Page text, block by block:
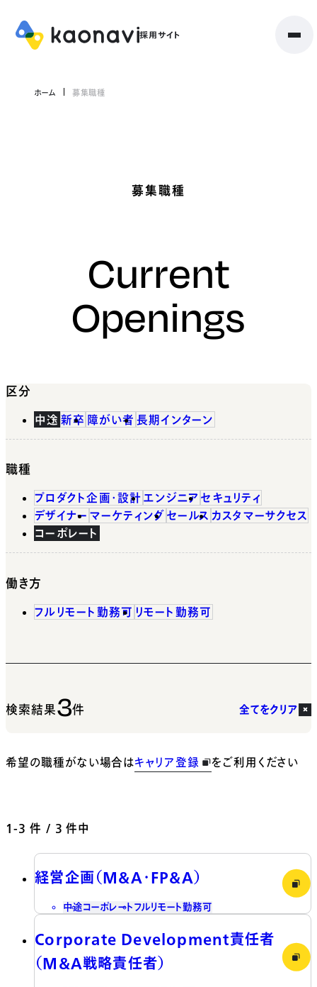
ホーム 募集職種
募集職種
Current
Openings
区分
中途 新卒 障がい者 長期インターン
職種
プロダクト企画・設計 エンジニア セキュリティ
デザイナー マーケティング セールス カスタマーサクセス
コーポレート
働き方
フルリモート勤務可 リモート勤務可
検索結果3件 全てをクリア
希望の職種がない場合はキャリア登録 をご利用ください
1-3 件 / 3 件中
経営企画（M&A・FP&A）
中途コーポレート フルリモート勤務可
Corporate Development責任者
（M&A戦略責任者）